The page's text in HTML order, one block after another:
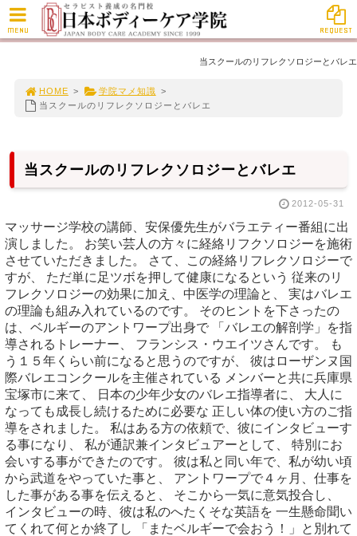
当スクールのリフレクソロジーとバレエ
HOME > 学院マメ知識
>
当スクールのリフレクソロジーとバレエ
当スクールのリフレクソロジーとバレエ
2012-05-31
マッサージ学校の講師、安保優先生がバラエティー番組に出
演しました。 お笑い芸人の方々に経絡リフクソロジーを施術
させていただきました。 さて、この経絡リフレクソロジーで
すが、 ただ単に足ツボを押して健康になるという 従来のリ
フレクソロジーの効果に加え、中医学の理論と、 実はバレエ
の理論も組み入れているのです。 そのヒントを下さったの
は、ベルギーのアントワープ出身で 「バレエの解剖学」を指
導されるトレーナー、 フランシス・ウエイツさんです。 も
う１５年くらい前になると思うのですが、 彼はローザンヌ国
際バレエコンクールを主催されている メンバーと共に兵庫県
宝塚市に来て、 日本の少年少女のバレエ指導者に、 大人に
なっても成長し続けるために必要な 正しい体の使い方のご指
導をされました。 私はある方の依頼で、彼にインタビューす
る事になり、 私が通訳兼インタビュアーとして、 特別にお
会いする事ができたのです。 彼は私と同い年で、私が幼い頃
から武道をやっていた事と、 アントワープで４ヶ月、仕事を
した事がある事を伝えると、 そこから一気に意気投合し、
インタビューの時、彼は私のへたくそな英語を 一生懸命聞い
てくれて何とか終了し 「またベルギーで会おう！」と別れて
MENU REQUEST